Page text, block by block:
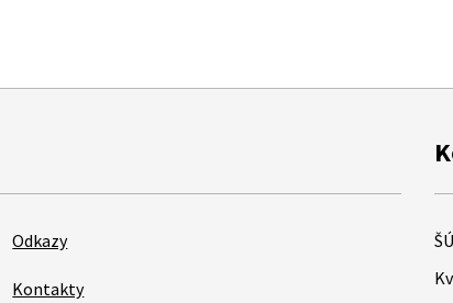
Odkazy
Kontakty